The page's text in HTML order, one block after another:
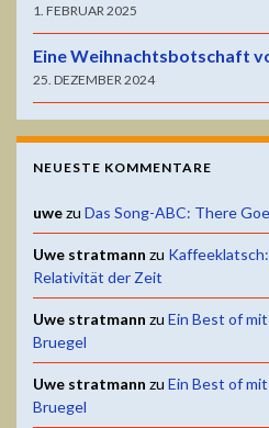
1. FEBRUAR 2025
Eine Weihnachtsbotschaft
25. DEZEMBER 2024
NEUESTE KOMMENTARE
uwezu Das Song-ABC: There
Uwe stratmann zu
Relativität der Zeit
Uwe stratmann zu Ein Best of
Bruegel
Uwe stratmann zu Ein Best of
Bruegel